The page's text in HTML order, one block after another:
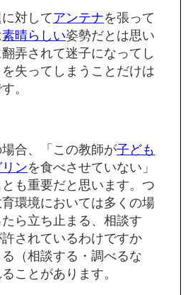
対してアンテナを張って
素晴らしい姿勢だとは思い
弄されて迷子になってし
失ってしまうことだけは
。
合、「この教師が子ども
ンを食べさせていない」
も重要だと思います。つ
環境においては多くの場
ら立ち止まる、相談す
されているわけですか
（相談する・調べるな
ことがあります。